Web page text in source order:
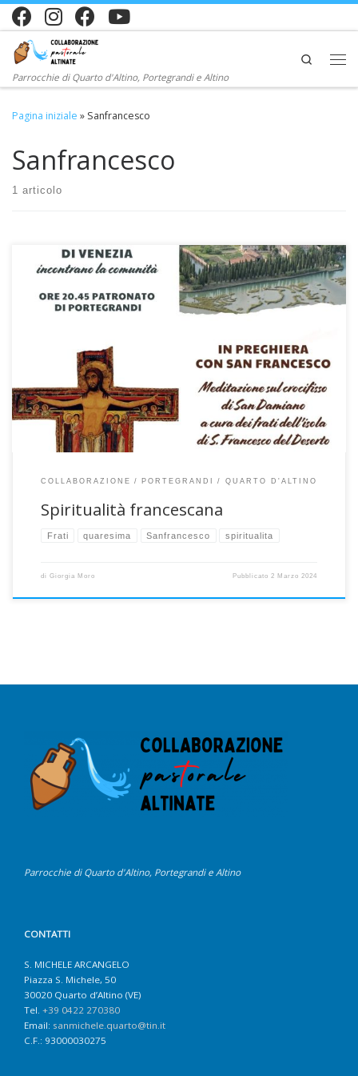
Passa al contenuto
Parrocchie di Quarto d'Altino, Portegrandi e Altino
Search
Pagina iniziale » Sanfrancesco
Sanfrancesco
1 articolo
Mercoledì 6 marzo doppio appuntamento di spiritualità
tempo quaresimale! A Portegrandi ore 20.45 in patronato Incontro
e testimonianza con la comunità A Quarto d’Altino ore 20.30 in
patronato In preghiera […]
COLLABORAZIONE PORTEGRANDI QUARTO D'ALTINO
Spiritualità francescana
Frati quaresima Sanfrancesco spiritualita
di Giorgia Moro Pubblicato 2 Marzo 2024
Parrocchie di Quarto d'Altino, Portegrandi e Altino
CONTATTI
S. MICHELE ARCANGELO
Piazza S. Michele, 50
30020 Quarto d’Altino (VE)
Tel. +39 0422 270380
Email: sanmichele.quarto@tin.it
C.F.: 93000030275